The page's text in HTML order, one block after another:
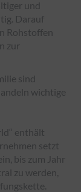
und
Darauf
Rohstoffen
zur
sind
wichtige
enthält
setzt
bis zum Jahr
zu werden,